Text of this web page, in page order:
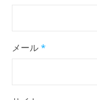
メール *